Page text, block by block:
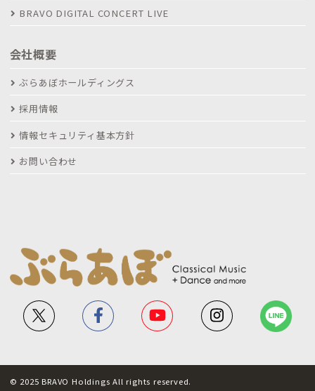
BRAVO DIGITAL CONCERT LIVE
会社概要
ぶらあぼホールディングス
採用情報
情報セキュリティ基本方針
お問い合わせ
© 2025 BRAVO Holdings All rights reserved.